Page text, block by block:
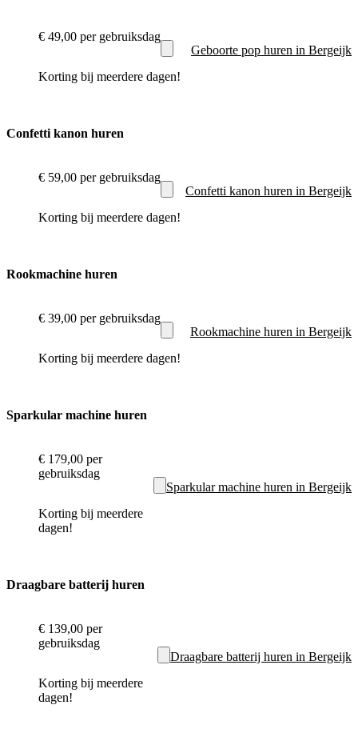
€ 49,00 per gebruiksdag
Korting bij meerdere dagen!
Geboorte pop huren in Bergeijk
Confetti kanon huren
€ 59,00 per gebruiksdag
Korting bij meerdere dagen!
Confetti kanon huren in Bergeijk
Rookmachine huren
€ 39,00 per gebruiksdag
Korting bij meerdere dagen!
Rookmachine huren in Bergeijk
Sparkular machine huren
€ 179,00 per
gebruiksdag
Korting bij meerdere
dagen!
Sparkular machine huren in Bergeijk
Draagbare batterij huren
€ 139,00 per
gebruiksdag
Korting bij meerdere
dagen!
Draagbare batterij huren in Bergeijk